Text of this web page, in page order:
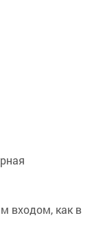
входом, как в